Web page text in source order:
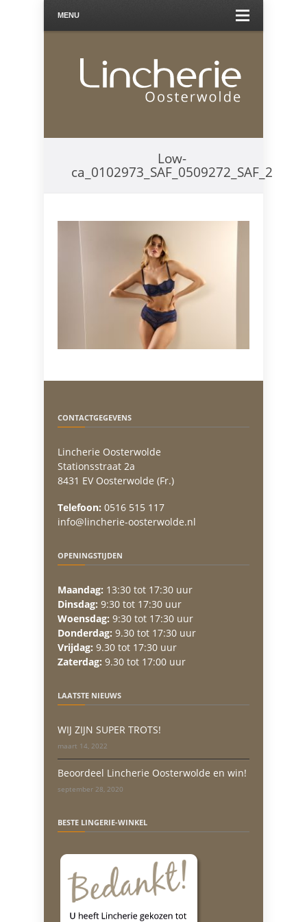
MENU
Low-
ca_0102973_SAF_0509272_SAF_2
CONTACTGEGEVENS
Lincherie Oosterwolde
Stationsstraat 2a
8431 EV Oosterwolde (Fr.)
Telefoon: 0516 515 117
info@lincherie-oosterwolde.nl
OPENINGSTIJDEN
Maandag: 13:30 tot 17:30 uur
Dinsdag: 9:30 tot 17:30 uur
Woensdag: 9:30 tot 17:30 uur
Donderdag: 9.30 tot 17:30 uur
Vrijdag: 9.30 tot 17:30 uur
Zaterdag: 9.30 tot 17:00 uur
LAATSTE NIEUWS
WIJ ZIJN SUPER TROTS!
maart 14, 2022
Beoordeel Lincherie Oosterwolde en win!
september 28, 2020
BESTE LINGERIE-WINKEL